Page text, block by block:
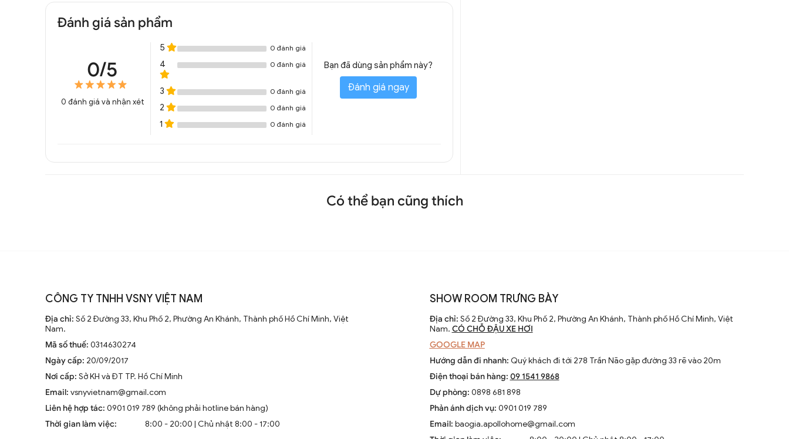
Đèn thả văn phòng LED hiện đại DTT 4381A
Đánh giá sản phẩm
0/5
0 đánh giá và nhận xét
5 0 đánh giá
4 0 đánh giá
3 0 đánh giá
2 0 đánh giá
1 0 đánh giá
Bạn đã dùng sản phẩm này?
Đánh giá ngay
Có thể bạn cũng thích
CÔNG TY TNHH VSNY VIỆT NAM
Địa chỉ: Số 2 Đường 33, Khu Phố 2, Phường An Khánh, Thành phố Hồ Chí Minh, Việt
Nam.
Mã số thuế: 0314630274
Ngày cấp: 20/09/2017
Nơi cấp: Sở KH và ĐT TP. Hồ Chí Minh
Email: vsnyvietnam@gmail.com
Liên hệ hợp tác: 0901 019 789 (không phải hotline bán hàng)
Thời gian làm việc:
8:00 - 20:00 | Chủ nhật 8:00 - 17:00
SHOW ROOM TRƯNG BÀY
Địa chỉ: Số 2 Đường 33, Khu Phố 2, Phường An Khánh, Thành phố Hồ Chí Minh, Việt
Nam. CÓ CHỖ ĐẬU XE HƠI
GOOGLE MAP
Hướng dẫn đi nhanh: Quý khách đi tới 278 Trần Não gặp đường 33 rẽ vào 20m
Điện thoại bán hàng: 09 1541 9868
Dự phòng: 0898 681 898
Phản ánh dịch vụ: 0901 019 789
Email: baogia.apollohome@gmail.com